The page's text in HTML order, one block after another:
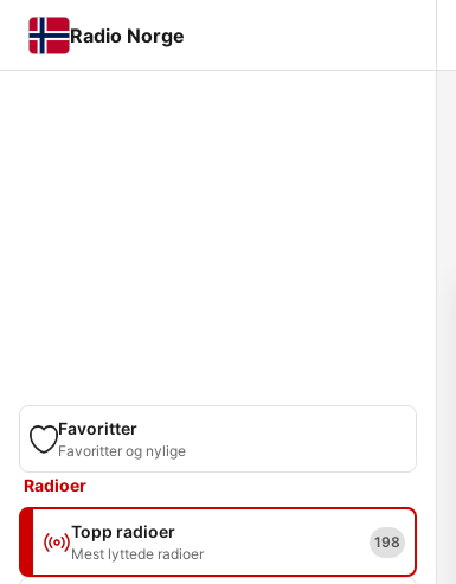
Radio Norge
Favoritter
Favoritter og nylige
Radioer
Topp radioer
Mest lyttede radioer
198